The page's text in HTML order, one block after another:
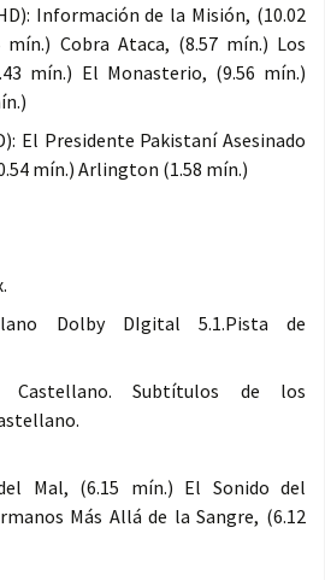
Información de la Misión, (10.02
Cobra Ataca, (8.57 mín.) Los
mín.) El Monasterio, (9.56 mín.)
El Presidente Pakistaní Asesinado
mín.) Arlington (1.58 mín.)
Dolby DIgital 5.1.Pista de
Subtítulos de los
Mal, (6.15 mín.) El Sonido del
Más Allá de la Sangre, (6.12